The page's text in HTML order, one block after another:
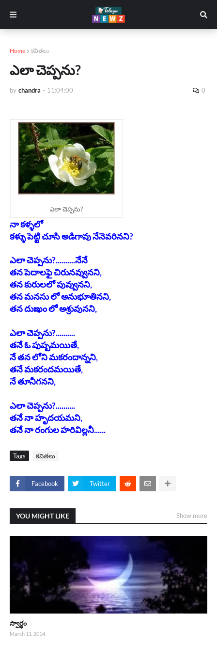
Home కవితలు
ఎలా చెప్పను?
by chandra - 11:04:00 0
ఎలా చెప్పను?
నా కళ్ళలో
కళ్ళు పెట్టి చూసి అడిగావు నేనెవరినని?
ఎలా చెప్పను?..........నేనే
తన పెదాలఫై చిరునవ్వునని,
తన కురులలో పువ్వునని,
తన మనసు లో అనుభూతినని,
తన దుఃఖం లో అశ్రువునని,
ఎలా చెప్పను?..........
తనే ఓ పుష్పమయితే,
నే తన లోని మకరందాన్నని,
తనే మకరందమయితే,
నే తూనీగనని,
ఎలా చెప్పను?..........
తనే నా హృదయమని,
తనే నా రంగుల హరివిల్లనీ......
Tags కవితలు
Facebook Twitter
YOU MIGHT LIKE Show more
స్వార్థం
March 11, 2014